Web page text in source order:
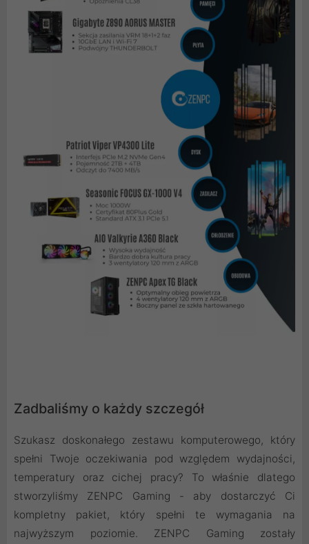
Zadbaliśmy o każdy szczegół
Szukasz doskonałego zestawu komputerowego, który
spełni Twoje oczekiwania pod względem wydajności,
temperatury oraz cichej pracy? To właśnie dlatego
stworzyliśmy ZENPC Gaming - aby dostarczyć Ci
kompletny pakiet, który spełni te wymagania na
najwyższym poziomie. ZENPC Gaming zostały